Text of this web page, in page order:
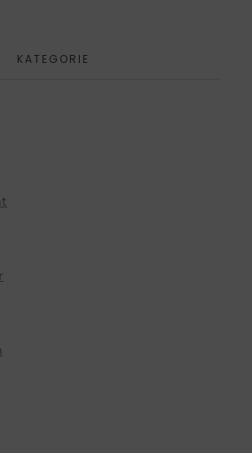
KATEGORIE